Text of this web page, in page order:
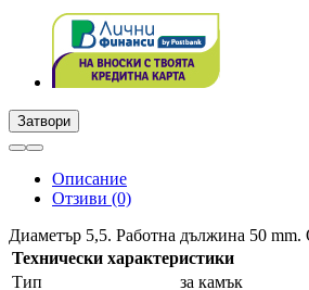
Затвори
Описание
Отзиви (0)
Диаметър 5,5. Работна дължина 50
Технически характеристики
Тип
за камък